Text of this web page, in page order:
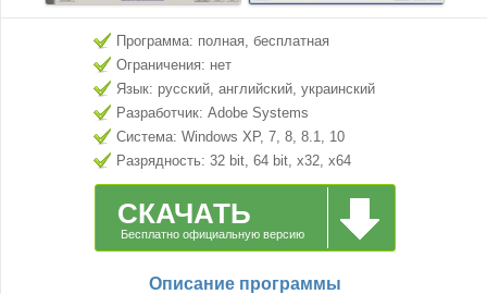
Программа: полная, бесплатная
Ограничения: нет
Язык: русский, английский, украинский
Разработчик: Adobe Systems
Система: Windows XP, 7, 8, 8.1, 10
Разрядность: 32 bit, 64 bit, x32, x64
СКАЧАТЬ
Бесплатно официальную версию
Описание программы